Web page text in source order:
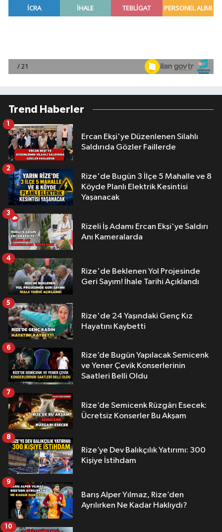
Trend Haberler
Ercan Ekşi'ye Düzenlenen Silahlı
Saldırıda Gözler Faillerde
1
Rize'de Bugün 3 İlçe 5 Mahalle ve 8
Köyde Planlı Elektrik Kesintisi
Yaşanacak
2
Rizeli İş Adamı Ercan Ekşi'ye Saldırı
Anı Kameralarda
3
Rize'de Beklenen Yol Projesinde
Geri Sayım! İhale Tarihi Açıklandı
4
Rize'de 24 Yaşındaki Genç Kız
Hayatını Kaybetti
5
Rize’de Bugün Yapılacak Semicenk
ve Yener Çevik Konserlerinin
Saatleri Belli Oldu
6
Rize’de Semicenk Rüzgârı Esecek:
Ücretsiz Konserler Bu Akşam
7
Rize’ye Dev Balıkçılık Yatırımı: 300
Kişiye İstihdam
8
Barış Alper Yılmaz, Rize’den
Ayrılırken Ne Kadar Haklıydı?
9
10